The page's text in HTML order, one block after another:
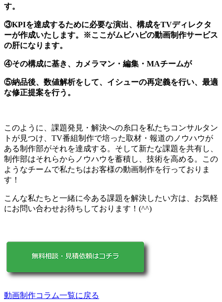
す。
③KPIを達成するために必要な演出、構成をTVディレクタ
ーが作成いたします。※ここがムビハピの動画制作サービス
の肝になります。
④その構成に基き、カメラマン・編集・MAチームが
⑤納品後、数値解析をして、イシューの再定義を行い、最適
な修正提案を行う。
このように、課題発見・解決への糸口を私たちコンサルタン
トが見つけ、TV番組制作で培った取材・報道のノウハウが
ある制作部がそれを達成する。そして新たな課題を共有し、
制作部はそれらからノウハウを蓄積し、技術を高める。この
ようなチームで私たちはお客様の動画制作を行っておりま
す！
こんな私たちと一緒に今ある課題を解決したい方は、お気軽
にお問い合わせお待ちしております！(^^)
動画制作コラム一覧に戻る